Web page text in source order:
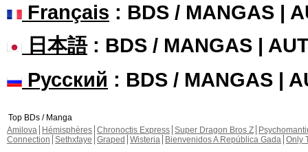
Français : BDS / MANGAS |
日本語: BDS / MANGAS |
Русский : BDS / MANGAS |
Top BDs / Manga
Amilova
Hémisphères Chronoctis Express Super Dragon Bros Z
Connection Sethxfaye Graped Wisteria Bienvenidos A República Gada Only